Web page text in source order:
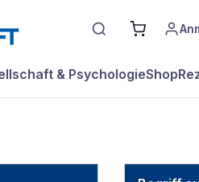
& PsychologieShop